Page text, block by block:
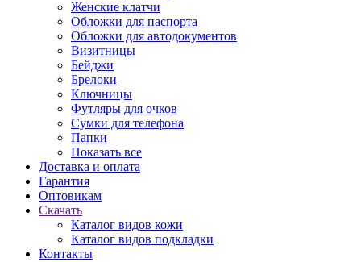
Женские клатчи
Обложки для паспорта
Обложки для автодокументов
Визитницы
Бейджи
Брелоки
Ключницы
Футляры для очков
Сумки для телефона
Папки
Показать все
Доставка и оплата
Гарантия
Оптовикам
Скачать
Каталог видов кожи
Каталог видов подкладки
Контакты